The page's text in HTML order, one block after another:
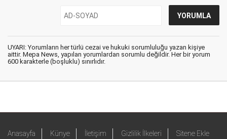
UYARI: Yorumların her türlü cezai ve hukuki sorumluluğu yazan kişiye
aittir. Mepa News, yapılan yorumlardan sorumlu değildir. Her bir yorum
600 karakterle (boşluklu) sınırlıdır.
Anasayfa Künye İletişim Gizlilik İlkeleri Sitene Ekle